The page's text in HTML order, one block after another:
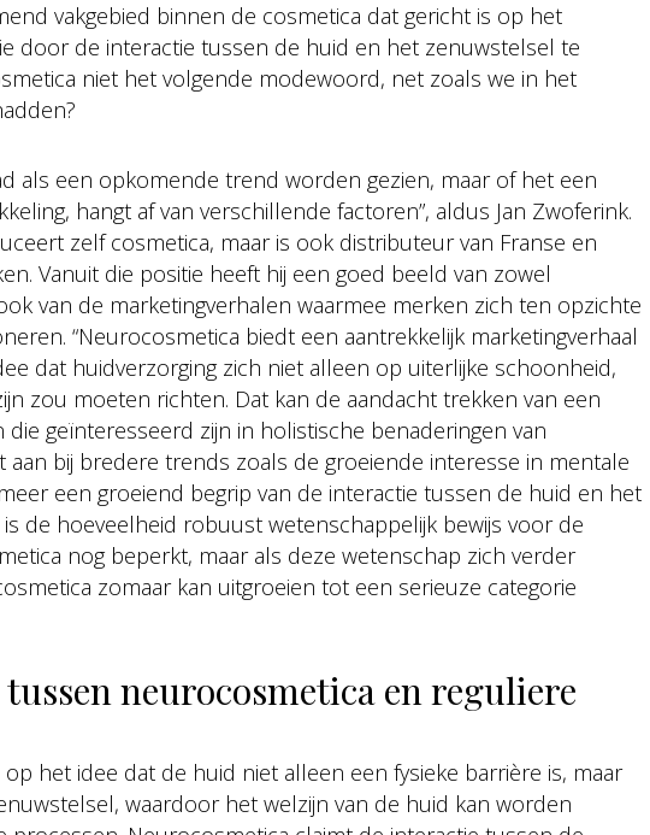
vakgebied binnen de cosmetica dat gericht is op het
door de interactie tussen de huid en het zenuwstelsel te
niet het volgende modewoord, net zoals we in het
als een opkomende trend worden gezien, maar of het een
hangt af van verschillende factoren”, aldus Jan Zwoferink.
zelf cosmetica, maar is ook distributeur van Franse en
Vanuit die positie heeft hij een goed beeld van zowel
van de marketingverhalen waarmee merken zich ten opzichte
“Neurocosmetica biedt een aantrekkelijk marketingverhaal
dat huidverzorging zich niet alleen op uiterlijke schoonheid,
zou moeten richten. Dat kan de aandacht trekken van een
geïnteresseerd zijn in holistische benaderingen van
bij bredere trends zoals de groeiende interesse in mentale
een groeiend begrip van de interactie tussen de huid en het
de hoeveelheid robuust wetenschappelijk bewijs voor de
nog beperkt, maar als deze wetenschap zich verder
zomaar kan uitgroeien tot een serieuze categorie
neurocosmetica en reguliere
het idee dat de huid niet alleen een fysieke barrière is, maar
waardoor het welzijn van de huid kan worden